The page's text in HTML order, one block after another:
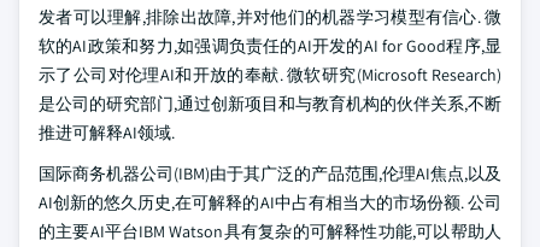
发者可以理解,排除出故障,并对他们的机器学习模型有信心. 微
软的AI政策和努力,如强调负责任的AI开发的AI for Good程序,显
示了公司对伦理AI和开放的奉献. 微软研究(Microsoft Research)
是公司的研究部门,通过创新项目和与教育机构的伙伴关系,不断
推进可解释AI领域.
国际商务机器公司(IBM)由于其广泛的产品范围,伦理AI焦点,以及
AI创新的悠久历史,在可解释的AI中占有相当大的市场份额. 公司
的主要AI平台IBM Watson具有复杂的可解释性功能,可以帮助人